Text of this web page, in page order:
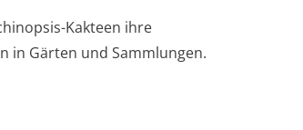
Kakteen ihre
in Gärten und Sammlungen.